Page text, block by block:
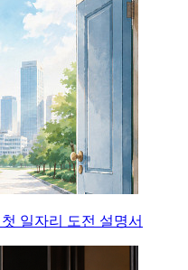
일자리 도전 설명서